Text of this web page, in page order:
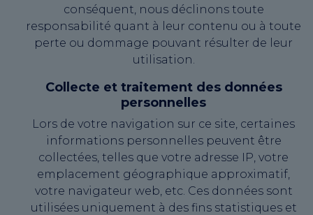
conséquent, nous déclinons toute
responsabilité quant à leur contenu ou à toute
perte ou dommage pouvant résulter de leur
utilisation.
Collecte et traitement des données
personnelles
Lors de votre navigation sur ce site, certaines
informations personnelles peuvent être
collectées, telles que votre adresse IP, votre
emplacement géographique approximatif,
votre navigateur web, etc. Ces données sont
utilisées uniquement à des fins statistiques et